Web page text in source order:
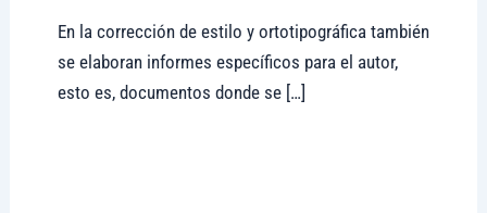
En la corrección de estilo y ortotipográfica también
se elaboran informes específicos para el autor,
esto es, documentos donde se […]